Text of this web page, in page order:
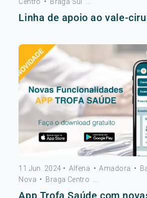
Linha de apoio ao vale-
11 Jun. 2024 • Alfena • Amadora •
Nova • Braga Centro ...